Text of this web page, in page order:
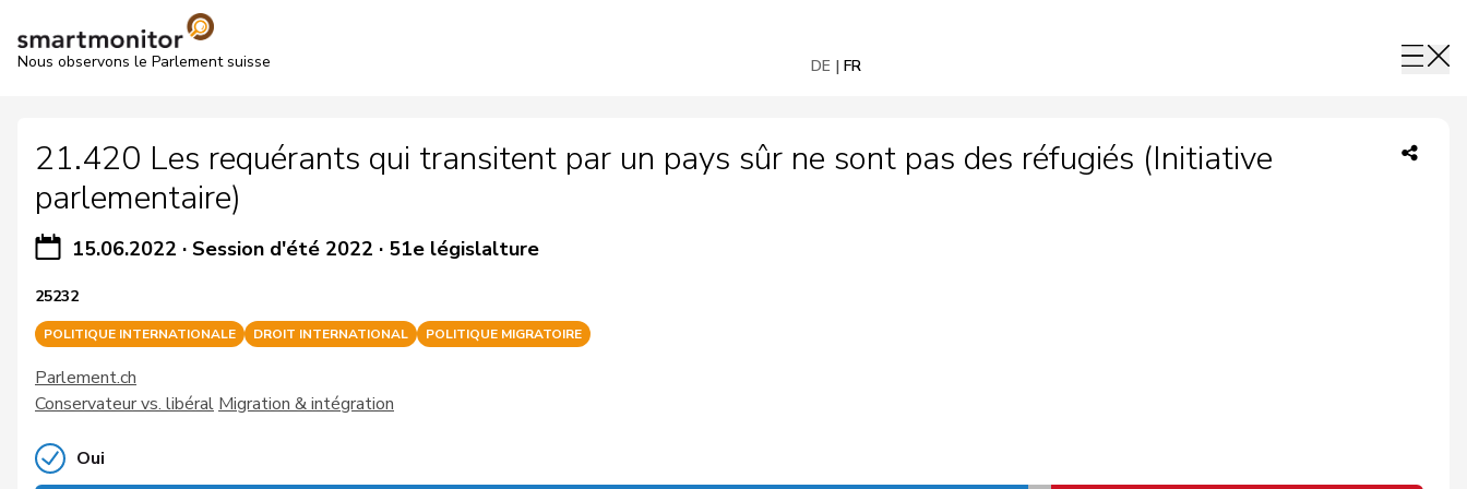
Nous observons le Parlement suisse DE FR
21.420 Les requérants qui transitent par un pays sûr ne sont pas des réfugiés (Initiative
parlementaire)
15.06.2022 · Session d'été 2022 · 51e législalture
25232
POLITIQUE INTERNATIONALE DROIT INTERNATIONAL POLITIQUE MIGRATOIRE
Parlement.ch
Conservateur vs. libéral Migration & intégration
Oui